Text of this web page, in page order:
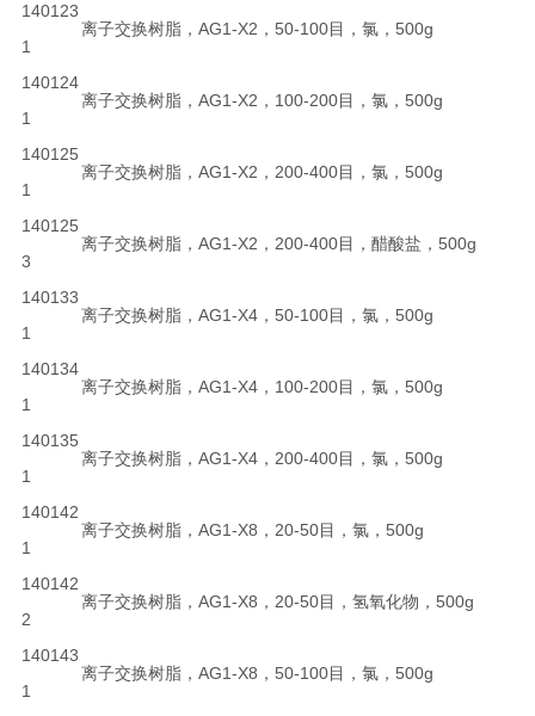
140123
1
离子交换树脂，AG1-X2，50-100目，氯，500g
140124
1
离子交换树脂，AG1-X2，100-200目，氯，500g
140125
1
离子交换树脂，AG1-X2，200-400目，氯，500g
140125
3
离子交换树脂，AG1-X2，200-400目，醋酸盐，500g
140133
1
离子交换树脂，AG1-X4，50-100目，氯，500g
140134
1
离子交换树脂，AG1-X4，100-200目，氯，500g
140135
1
离子交换树脂，AG1-X4，200-400目，氯，500g
140142
1
离子交换树脂，AG1-X8，20-50目，氯，500g
140142
2
离子交换树脂，AG1-X8，20-50目，氢氧化物，500g
140143
1
离子交换树脂，AG1-X8，50-100目，氯，500g